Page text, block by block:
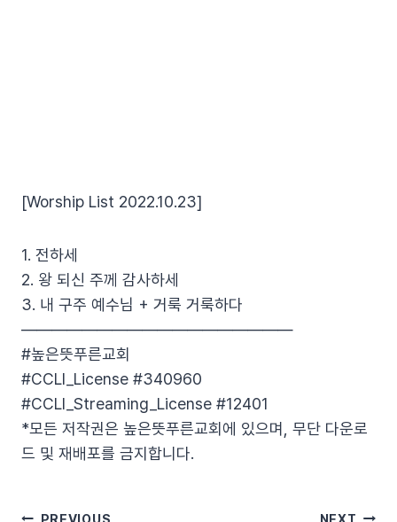
[Worship List 2022.10.23]
1. 전하세
2. 왕 되신 주께 감사하세
3. 내 구주 예수님 + 거룩 거룩하다
——————————————————
#높은뜻푸른교회
#CCLI_License #340960
#CCLI_Streaming_License #12401
*모든 저작권은 높은뜻푸른교회에 있으며, 무단 다운로
드 및 재배포를 금지합니다.
PREVIOUS NEXT